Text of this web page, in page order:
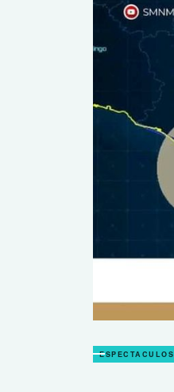
ESPECTACULOS